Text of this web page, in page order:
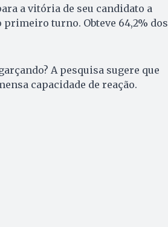
a vitória de seu candidato a
primeiro turno. Obteve 64,2% dos
A pesquisa sugere que
capacidade de reação.